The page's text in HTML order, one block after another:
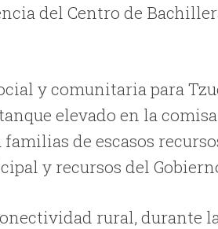
del Centro de
y comunitaria para
elevado en la
de escasos
y recursos del
rural, durante